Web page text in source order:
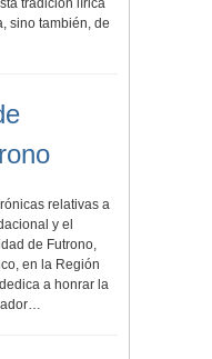
tradición lírica
sino también, de
relativas a
y el
de Futrono,
en la Región
a honrar la